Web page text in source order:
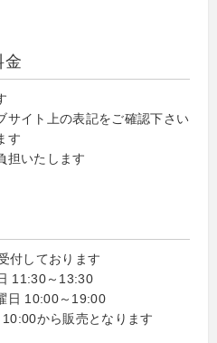
金
サイト上の表記をご確認下さい
す
担いたします
付しております
11:30～13:30
日 10:00～19:00
から販売となります